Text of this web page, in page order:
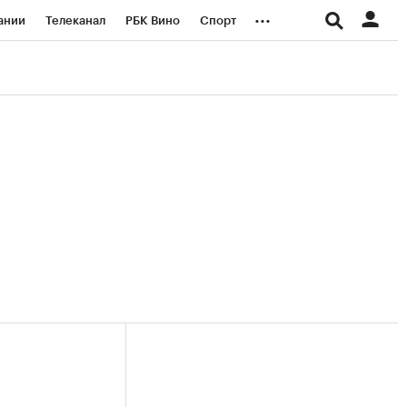
Телеканал РБК Вино Спорт ...